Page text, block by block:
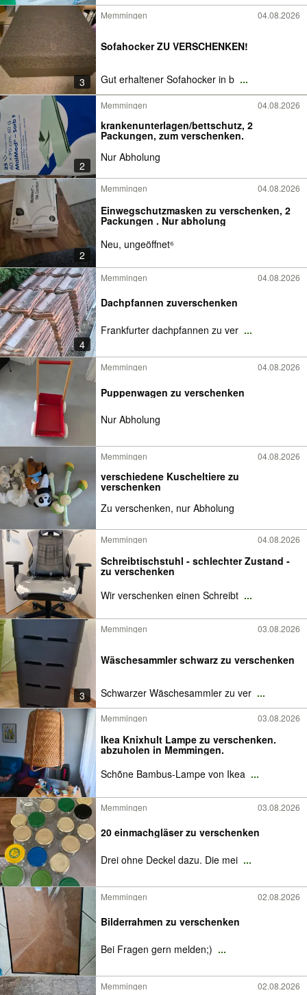
3
Memmingen 04.08.2026
Sofahocker ZU VERSCHENKEN!
Gut erhaltener Sofahocker in b ...
2
Memmingen 04.08.2026
krankenunterlagen/bettschutz, 2
Packungen, zum verschenken.
Nur Abholung
2
Memmingen 04.08.2026
Einwegschutzmasken zu verschenken, 2
Packungen . Nur abholung
Neu, ungeöffnet⁶
4
Memmingen 04.08.2026
Dachpfannen zuverschenken
Frankfurter dachpfannen zu ver ...
Memmingen 04.08.2026
Puppenwagen zu verschenken
Nur Abholung
Memmingen 04.08.2026
verschiedene Kuscheltiere zu
verschenken
Zu verschenken, nur Abholung
Memmingen 04.08.2026
Schreibtischstuhl - schlechter Zustand -
zu verschenken
Wir verschenken einen Schreibt ...
3
Memmingen 03.08.2026
Wäschesammler schwarz zu verschenken
Schwarzer Wäschesammler zu ver ...
Memmingen 03.08.2026
Ikea Knixhult Lampe zu verschenken.
abzuholen in Memmingen.
Schõne Bambus-Lampe von Ikea ...
Memmingen 03.08.2026
20 einmachgläser zu verschenken
Drei ohne Deckel dazu. Die mei ...
Memmingen 02.08.2026
Bilderrahmen zu verschenken
Bei Fragen gern melden;) ...
Memmingen 02.08.2026